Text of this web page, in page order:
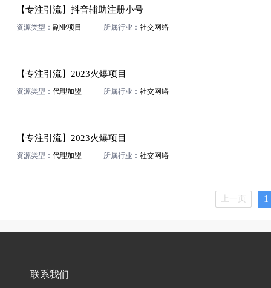
【专注引流】抖音辅助注册小号
资源类型： 副业项目 所属行业： 社交网络
【专注引流】2023火爆项目
资源类型： 代理加盟 所属行业： 社交网络
【专注引流】2023火爆项目
资源类型： 代理加盟 所属行业： 社交网络
上一页 1
联系我们